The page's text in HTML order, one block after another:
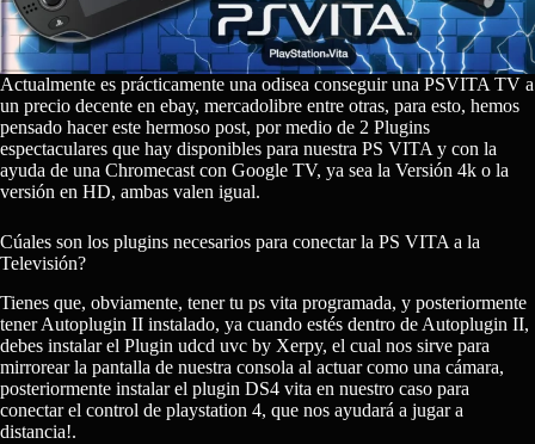
Actualmente es prácticamente una odisea conseguir una PSVITA TV a
un precio decente en ebay, mercadolibre entre otras, para esto, hemos
pensado hacer este hermoso post, por medio de 2 Plugins
espectaculares que hay disponibles para nuestra PS VITA y con la
ayuda de una Chromecast con Google TV, ya sea la Versión 4k o la
versión en HD, ambas valen igual.
Cúales son los plugins necesarios para conectar la PS VITA a la
Televisión?
Tienes que, obviamente, tener tu ps vita programada, y posteriormente
tener Autoplugin II instalado, ya cuando estés dentro de Autoplugin II,
debes instalar el Plugin udcd uvc by Xerpy, el cual nos sirve para
mirrorear la pantalla de nuestra consola al actuar como una cámara,
posteriormente instalar el plugin DS4 vita en nuestro caso para
conectar el control de playstation 4, que nos ayudará a jugar a
distancia!.